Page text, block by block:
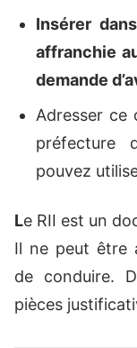
Insérer
affranchie
demande
Adresser ce
préfecture
pouvez
Le RII est un
Il ne peut être
de conduire.
pièces